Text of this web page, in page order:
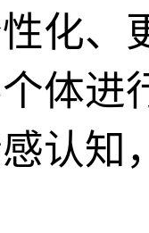
化、
体进
认知